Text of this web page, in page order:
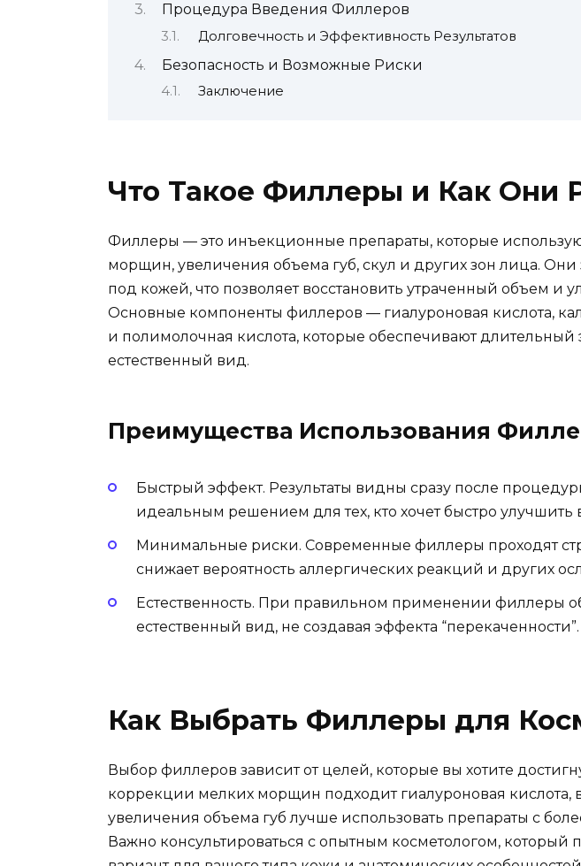
Процедура Введения Филлеров
Долговечность и Эффективность Результатов
Безопасность и Возможные Риски
Заключение
Что Такое Филлеры и Как Они
Филлеры — это инъекционные препараты, которые
морщин, увеличения объема губ, скул и других зон лица. Они
под кожей, что позволяет восстановить утраченный объем и
Основные компоненты филлеров — гиалуроновая кислота,
и полимолочная кислота, которые обеспечивают длительный
естественный вид.
Преимущества Использования
Быстрый эффект. Результаты видны сразу после
идеальным решением для тех, кто хочет быстро
Минимальные риски. Современные филлеры проходят
снижает вероятность аллергических реакций и других
Естественность. При правильном применении филлеры
естественный вид, не создавая эффекта “перекаченности”.
Как Выбрать Филлеры для
Выбор филлеров зависит от целей, которые вы хотите
коррекции мелких морщин подходит гиалуроновая кислота,
увеличения объема губ лучше использовать препараты с
Важно консультироваться с опытным косметологом, который